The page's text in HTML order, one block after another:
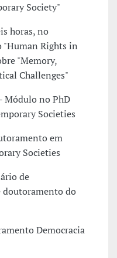
Society"
horas, no
"Human Rights in
"Memory,
Challenges"
Módulo no PhD
Societies
em
Societies
de
doutoramento do
Democracia